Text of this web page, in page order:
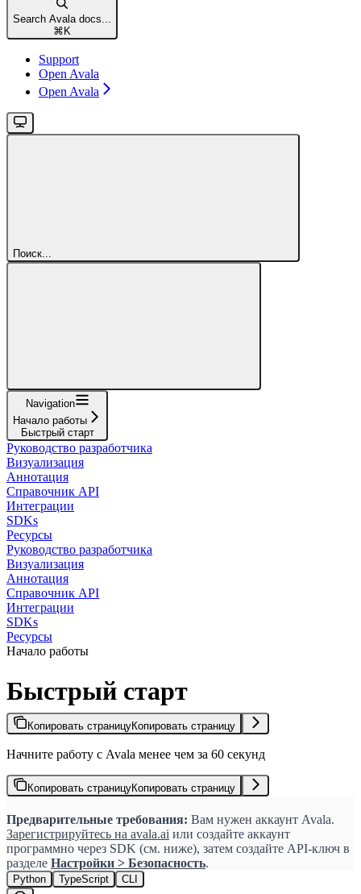
Search Avala docs...
⌘ K
Support
Open Avala
Open Avala
Поиск...
Navigation
Начало работы
Быстрый старт
Руководство разработчика
Визуализация
Аннотация
Справочник API
Интеграции
SDKs
Ресурсы
Руководство разработчика
Визуализация
Аннотация
Справочник API
Интеграции
SDKs
Ресурсы
Начало работы
Быстрый старт
Копировать страницуКопировать страницу
Начните работу с Avala менее чем за 60 секунд
Копировать страницуКопировать страницу
Предварительные требования: Вам нужен аккаунт Avala.
Зарегистрируйтесь на avala.ai или создайте аккаунт
программно через SDK (см. ниже), затем создайте API-ключ в
разделе Настройки > Безопасность.
Python TypeScript CLI